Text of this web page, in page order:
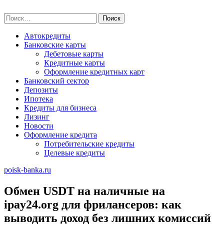
to
content
Найти:
Автокредиты
Банковские карты
Дебетовые карты
Кредитные карты
Оформление кредитных карт
Банковский сектор
Депозиты
Ипотека
Кредиты для бизнеса
Лизинг
Новости
Оформление кредита
Потребительские кредиты
Целевые кредиты
poisk-banka.ru
Обмен USDT на наличные на
ipay24.org для фрилансеров: как
выводить доход без лишних комиссий